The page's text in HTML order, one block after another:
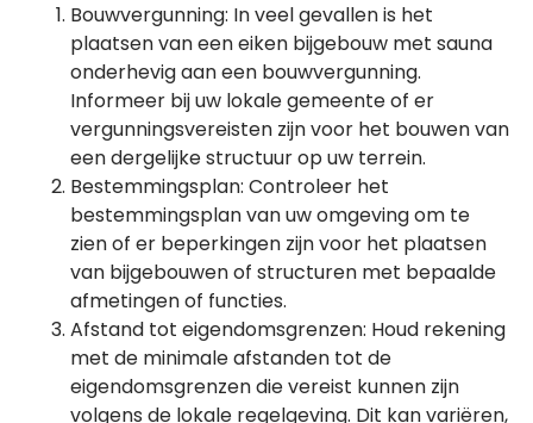
Bouwvergunning: In veel gevallen is het
plaatsen van een eiken bijgebouw met sauna
onderhevig aan een bouwvergunning.
Informeer bij uw lokale gemeente of er
vergunningsvereisten zijn voor het bouwen van
een dergelijke structuur op uw terrein.
Bestemmingsplan: Controleer het
bestemmingsplan van uw omgeving om te
zien of er beperkingen zijn voor het plaatsen
van bijgebouwen of structuren met bepaalde
afmetingen of functies.
Afstand tot eigendomsgrenzen: Houd rekening
met de minimale afstanden tot de
eigendomsgrenzen die vereist kunnen zijn
volgens de lokale regelgeving. Dit kan variëren,